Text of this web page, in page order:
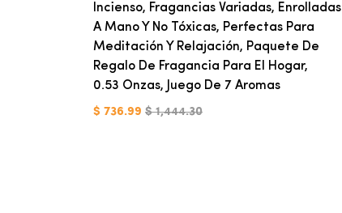
Incienso, Fragancias Variadas, Enrolladas
A Mano Y No Tóxicas, Perfectas Para
Meditación Y Relajación, Paquete De
Regalo De Fragancia Para El Hogar,
0.53 Onzas, Juego De 7 Aromas
$ 736.99 $ 1,444.30